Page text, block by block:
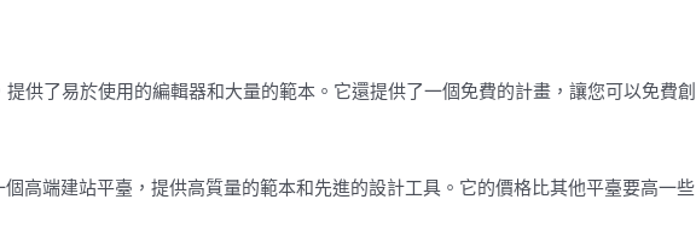
提供了易於使用的編輯器和大量的範本。它還提供了一個免費的計畫，讓您可以免費
高端建站平臺，提供高質量的範本和先進的設計工具。它的價格比其他平臺要高一